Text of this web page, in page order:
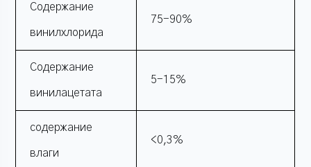
Содержание
винилхлорида
75-90%
Содержание
винилацетата
5-15%
содержание
влаги
<0,3%